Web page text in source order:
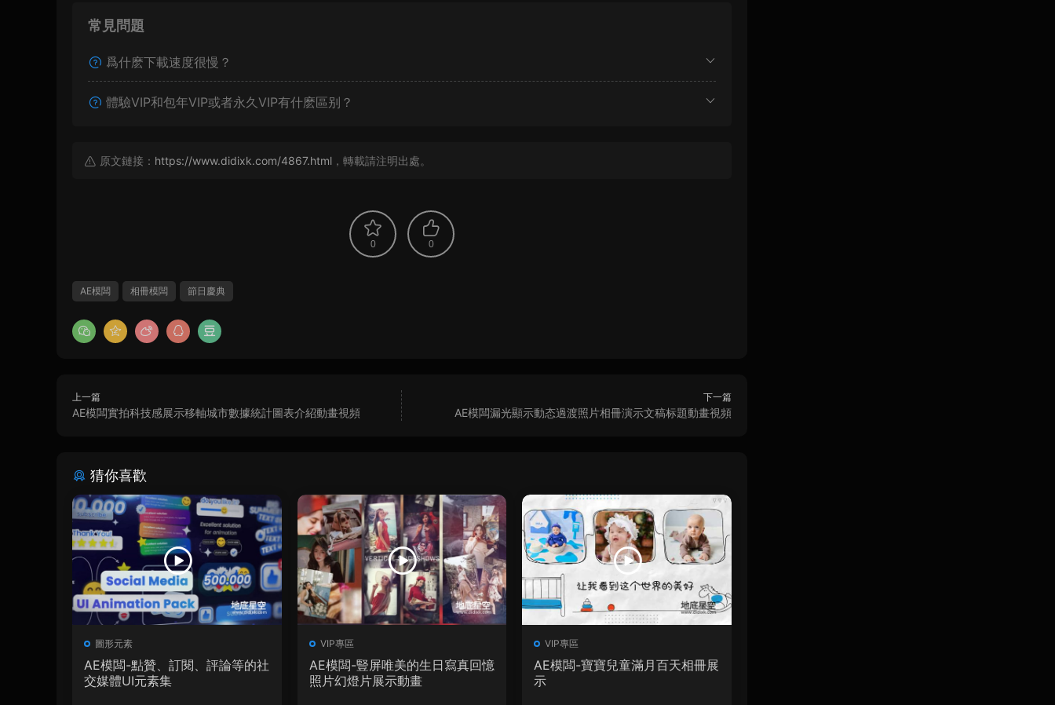
常見問題
爲什麽下載速度很慢？
體驗VIP和包年VIP或者永久VIP有什麽區别？
原文鏈接： https://www.didixk.com/4867.html ，轉載請注明出處。
0 0
AE模闆 相冊模闆 節日慶典
上一篇
AE模闆實拍科技感展示移軸城市數據統計圖表介紹動畫視頻
下一篇
AE模闆漏光顯示動态過渡照片相冊演示文稿标題動畫視頻
猜你喜歡
圖形元素
AE模闆-點贊、訂閱、評論等的社
交媒體UI元素集
VIP專區
AE模闆-豎屏唯美的生日寫真回憶
照片幻燈片展示動畫
VIP專區
AE模闆-寶寶兒童滿月百天相冊展
示